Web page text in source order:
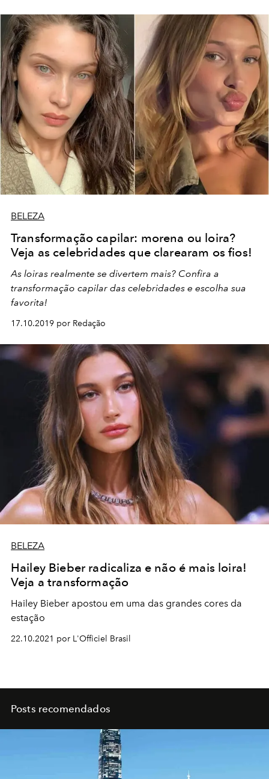
BELEZA
Transformação capilar: morena ou loira?
Veja as celebridades que clarearam os fios!
As loiras realmente se divertem mais? Confira a
transformação capilar das celebridades e escolha sua
favorita!
17.10.2019 por Redação
BELEZA
Hailey Bieber radicaliza e não é mais loira!
Veja a transformação
Hailey Bieber apostou em uma das grandes cores da
estação
22.10.2021 por L'Officiel Brasil
Posts recomendados